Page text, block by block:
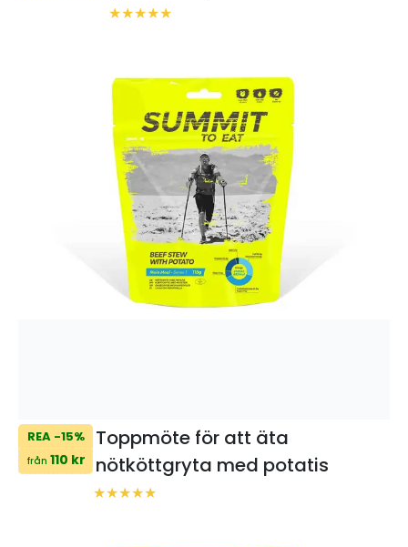
REA -15%
från 110 kr
Toppmöte för att äta
nötköttgryta med potatis